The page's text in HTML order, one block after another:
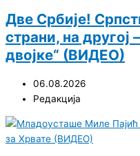
Две Србије!
страни, на другој
двојке“ (ВИДЕО)
06.08.2026
Редакција